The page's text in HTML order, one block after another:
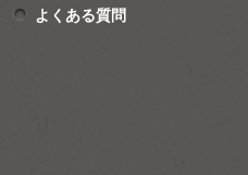
よくある質問